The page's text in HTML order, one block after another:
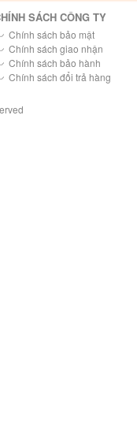
SÁCH CÔNG TY
Chính sách bảo mật
Chính sách giao nhận
Chính sách bảo hành
Chính sách đổi trả hàng